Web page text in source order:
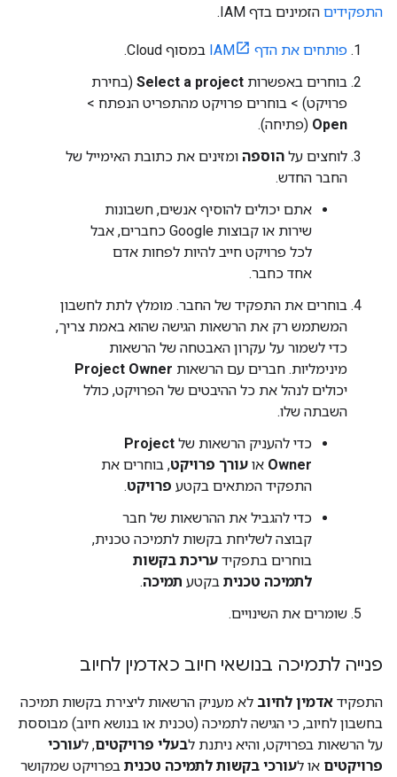
התפקידים הזמינים בדף IAM.
פותחים את הדף IAM
במסוף Cloud.
בוחרים באפשרות Select a project (בחירת
פרויקט) > בוחרים פרויקט מהתפריט הנפתח >
Open (פתיחה).
לוחצים על הוספה ומזינים את כתובת האימייל של
החבר החדש.
אתם יכולים להוסיף אנשים, חשבונות
שירות או קבוצות Google כחברים, אבל
לכל פרויקט חייב להיות לפחות אדם
אחד כחבר.
בוחרים את התפקיד של החבר. מומלץ לתת לחשבון
המשתמש רק את הרשאות הגישה שהוא באמת צריך,
כדי לשמור על עקרון האבטחה של הרשאות
מינימליות. חברים עם הרשאות Project Owner
יכולים לנהל את כל ההיבטים של הפרויקט, כולל
השבתה שלו.
כדי להעניק הרשאות של Project
Owner או עורך פרויקט, בוחרים את
התפקיד המתאים בקטע פרויקט.
כדי להגביל את ההרשאות של חבר
קבוצה לשליחת בקשות לתמיכה טכנית,
בוחרים בתפקיד עריכת בקשות
לתמיכה טכנית בקטע תמיכה.
שומרים את השינויים.
פנייה לתמיכה בנושאי חיוב כאדמין לחיוב
התפקיד אדמין לחיוב לא מעניק הרשאות ליצירת בקשות תמיכה
בחשבון לחיוב, כי הגישה לתמיכה (טכנית או בנושא חיוב) מבוססת
על הרשאות בפרויקט, והיא ניתנת לבעלי פרויקטים, לעורכי
פרויקטים או לעורכי בקשות לתמיכה טכנית בפרויקט שמקושר